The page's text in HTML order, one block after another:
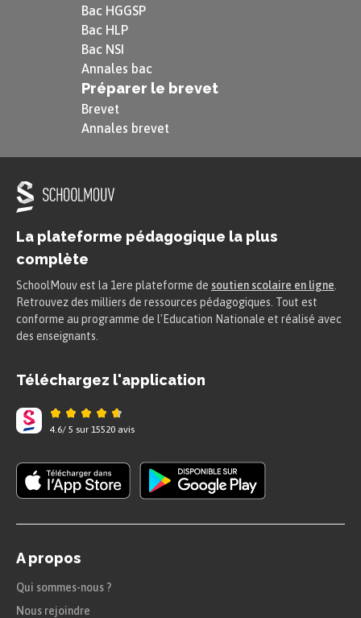
« Votre Excellence connaît-elle beaucoup de
maîtres qui fussent dignes d’être valets ? »
Acte I, Scène 2
« Je me presse de rire de tout, de peur d’être
« J’aime mieux craindre sans sujet, que de
m’exposer sans précaution. »
« Quand on cède à la peur du mal, on ressent déjà
Acte II, Scène 2
Bac HGGSP
Bac HLP
Bac NSI
Annales bac
Préparer le brevet
Brevet
Annales brevet
La plateforme pédagogique la plus
complète
SchoolMouv est la 1ere plateforme de soutien scolaire en ligne
Retrouvez des milliers de ressources pédagogiques. Tout est
conforme au programme de l'Education Nationale et réalisé avec
des enseignants.
Téléchargez l'application
4.6/ 5 sur 15520 avis
A propos
Qui sommes-nous ?
Nous rejoindre